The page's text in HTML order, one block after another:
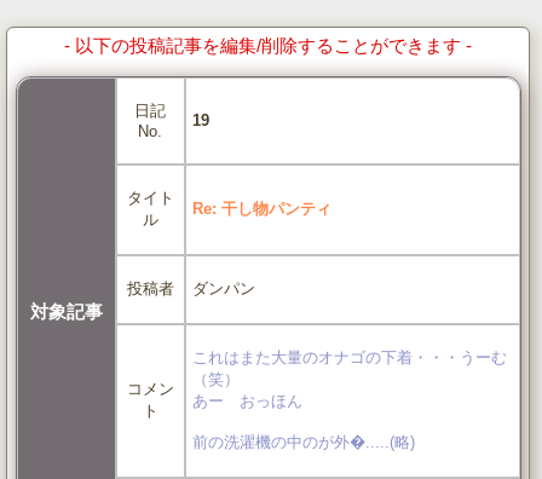
- 以下の投稿記事を編集/削除することができます -
対象記事
日記
No.
19
タイト
ル
Re: 干し物パンティ
投稿者 ダンパン
コメン
ト
これはまた大量のオナゴの下着・・・うーむ
（笑）
あー おっほん
前の洗濯機の中のが外�.....(略)